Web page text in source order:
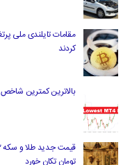
کردند
بالاترین کمترین شاخص MT4 – forexmt4indicators.com
تومان تکان خورد